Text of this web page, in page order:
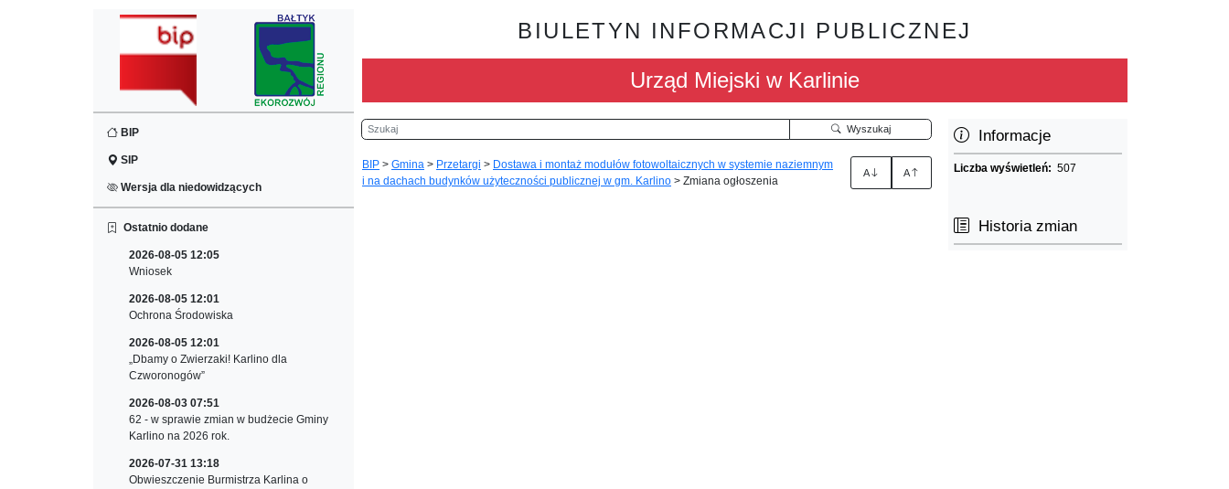
BIP
SIP
Wersja dla niedowidzących
Ostatnio dodane
2026-08-05 12:05
Wniosek
2026-08-05 12:01
Ochrona Środowiska
2026-08-05 12:01
„Dbamy o Zwierzaki! Karlino dla
Czworonogów”
2026-08-03 07:51
62 - w sprawie zmian w budżecie Gminy
Karlino na 2026 rok.
2026-07-31 13:18
Obwieszczenie Burmistrza Karlina o
BIULETYN INFORMACJI PUBLICZNEJ
Urząd Miejski w Karlinie
Szukaj Wyszukaj
BIP > Gmina > Przetargi > Dostawa i montaż modułów fotowoltaicznych w systemie naziemnym
i na dachach budynków użyteczności publicznej w gm. Karlino > Zmiana ogłoszenia
A A
Informacje
Liczba wyświetleń:507
Historia zmian